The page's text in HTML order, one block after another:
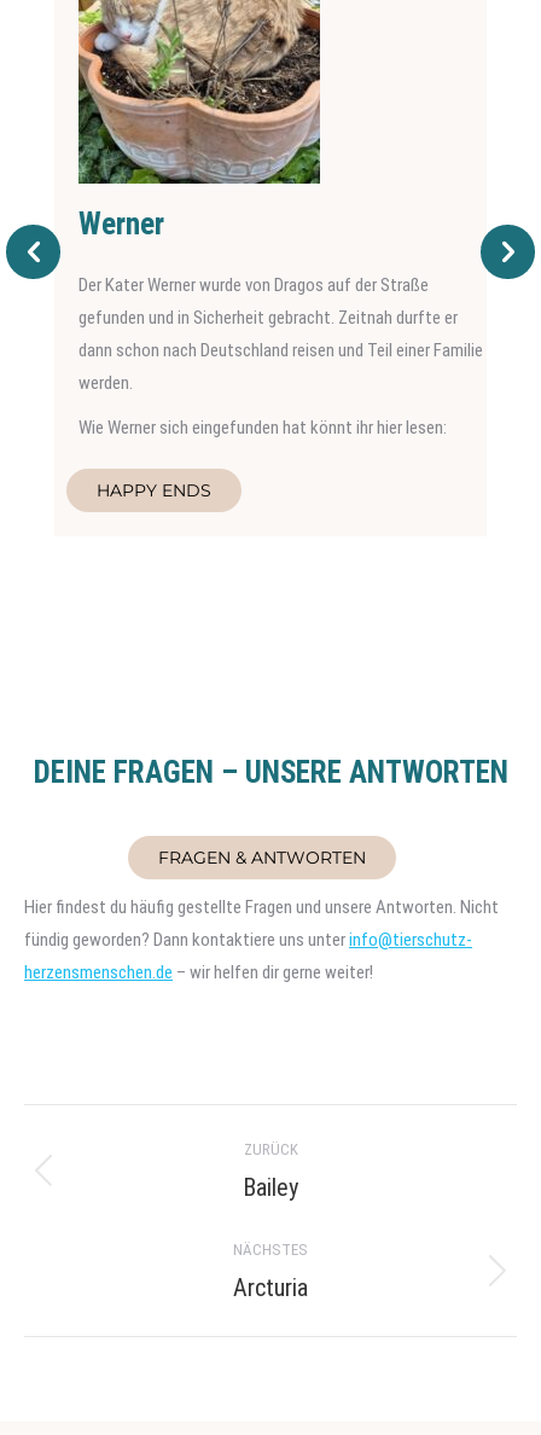
Werner
Der Kater Werner wurde von Dragos auf der Straße
gefunden und in Sicherheit gebracht. Zeitnah durfte er
dann schon nach Deutschland reisen und Teil einer Familie
werden.
Wie Werner sich eingefunden hat könnt ihr hier lesen:
HAPPY ENDS
DEINE FRAGEN – UNSERE ANTWORTEN
FRAGEN & ANTWORTEN
Hier findest du häufig gestellte Fragen und unsere Antworten. Nicht
fündig geworden? Dann kontaktiere uns unterinfo@tierschutz-
herzensmenschen.de – wir helfen dir gerne weiter!
navigation
ZURÜCK
Previous
Bailey
NÄCHSTES
Next
Arcturia